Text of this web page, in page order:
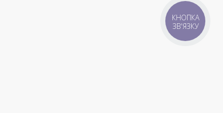
КНОПКА
ЗВ'ЯЗКУ